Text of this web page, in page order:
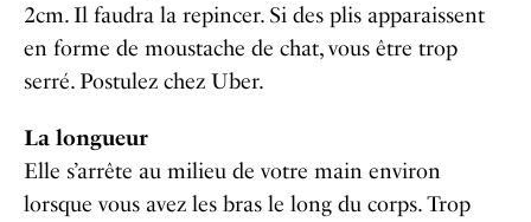
2cm. Il faudra la repincer. Si des plis apparaissent
en forme de moustache de chat, vous être trop
serré. Postulez chez Uber.
La longueur
Elle s’arrête au milieu de votre main environ
lorsque vous avez les bras le long du corps. Trop